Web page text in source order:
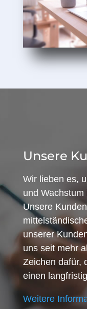
Unsere
Wir lieben es,
und
Unsere
unserer
uns seit mehr
Zeichen dafür,
einen
Weitere